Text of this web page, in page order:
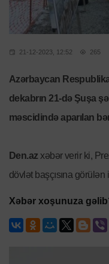
21-12-2023, 12:52 265
Azərbaycan
dekabrın 21-də Şuşa
məscidində aparılan
Den.az xəbər verir ki,
dövlət başçısına
Xəbər xoşunuza